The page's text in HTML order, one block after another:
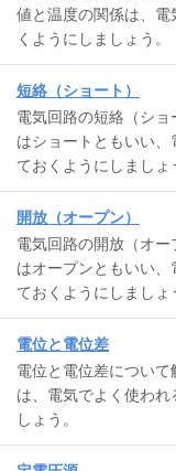
値と温度の関係は、
くようにしましょう。
短絡（ショート）
電気回路の短絡（ショ
はショートともいい、
ておくようにしましょ
開放（オープン）
電気回路の開放（オー
はオープンともいい、
ておくようにしましょ
電位と電位差
電位と電位差について
は、電気でよく使わ
しょう。